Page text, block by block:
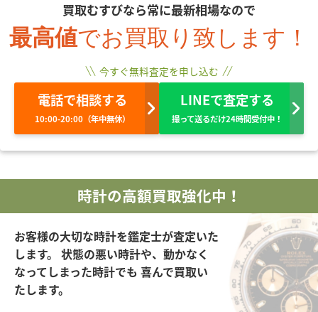
買取むすびなら常に最新相場なので
最高値でお買取り致します！
今すぐ無料査定を申し込む
電話で相談する
10:00-20:00（年中無休）
LINEで査定する
撮って送るだけ24時間受付中！
時計の高額買取強化中！
お客様の大切な時計を鑑定士が査定いた
します。 状態の悪い時計や、動かなく
なってしまった時計でも 喜んで買取い
たします。